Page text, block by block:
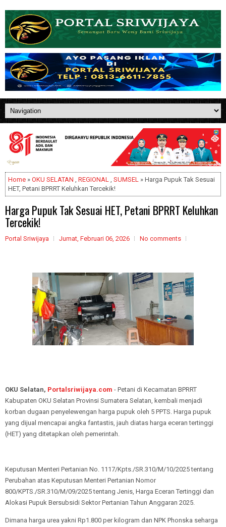
Home » OKU SELATAN , REGIONAL , SUMSEL » Harga Pupuk Tak Sesuai
HET, Petani BPRRT Keluhkan Tercekik!
Harga Pupuk Tak Sesuai HET, Petani BPRRT Keluhkan
Tercekik!
Portal Sriwijaya Jumat, Februari 06, 2026 No comments
OKU Selatan, Portalsriwijaya.com - Petani di Kecamatan BPRRT
Kabupaten OKU Selatan Provinsi Sumatera Selatan, kembali menjadi
korban dugaan penyelewengan harga pupuk oleh 5 PPTS. Harga pupuk
yang dijual mencapai angka fantastis, jauh diatas harga eceran tertinggi
(HET) yang ditetapkan oleh pemerintah.
Keputusan Menteri Pertanian No. 1117/Kpts./SR.310/M/10/2025 tentang
Perubahan atas Keputusan Menteri Pertanian Nomor
800/KPTS./SR.310/M/09/2025 tentang Jenis, Harga Eceran Tertinggi dan
Alokasi Pupuk Bersubsidi Sektor Pertanian Tahun Anggaran 2025.
Dimana harga urea yakni Rp1.800 per kilogram dan NPK Phonska seharga